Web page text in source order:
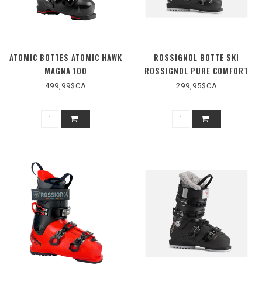
ATOMIC BOTTES ATOMIC HAWK
MAGNA 100
499,99$CA
ROSSIGNOL BOTTE SKI
ROSSIGNOL PURE COMFORT
60
299,95$CA